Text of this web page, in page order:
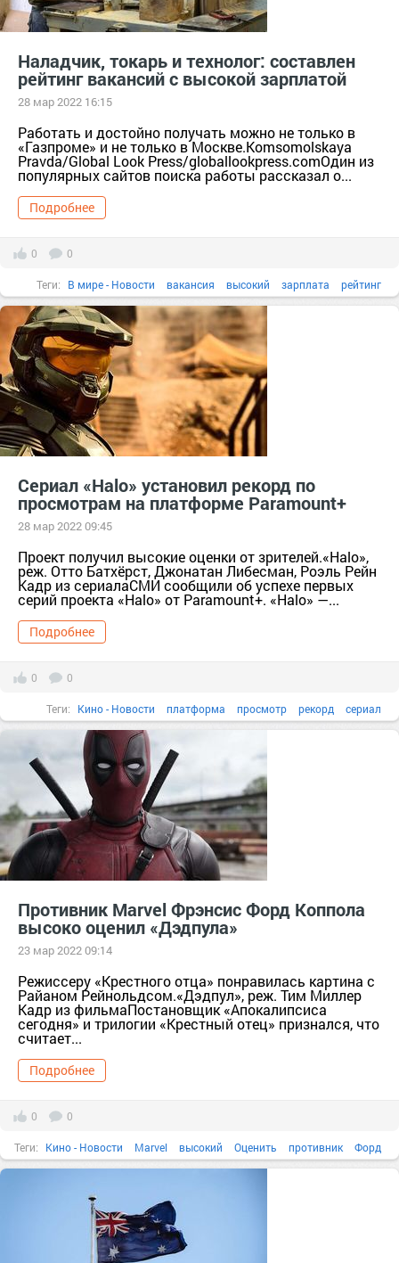
Наладчик, токарь и технолог: составлен
рейтинг вакансий с высокой зарплатой
28 мар 2022 16:15
Работать и достойно получать можно не только в
«Газпроме» и не только в Москве.Komsomolskaya
Pravda/Global Look Press/globallookpress.comОдин из
популярных сайтов поиска работы рассказал о...
Подробнее
0 0
Теги: В мире - Новости вакансия высокий зарплата рейтинг
Сериал «Halo» установил рекорд по
просмотрам на платформе Paramount+
28 мар 2022 09:45
Проект получил высокие оценки от зрителей.«Halo»,
реж. Отто Батхёрст, Джонатан Либесман, Роэль Рейн
Кадр из сериалаСМИ сообщили об успехе первых
серий проекта «Halo» от Paramount+. «Halo» —...
Подробнее
0 0
Теги: Кино - Новости платформа просмотр рекорд сериал
Противник Marvel Фрэнсис Форд Коппола
высоко оценил «Дэдпула»
23 мар 2022 09:14
Режиссеру «Крестного отца» понравилась картина с
Райаном Рейнольдсом.«Дэдпул», реж. Тим Миллер
Кадр из фильмаПостановщик «Апокалипсиса
сегодня» и трилогии «Крестный отец» признался, что
считает...
Подробнее
0 0
Теги: Кино - Новости Marvel высокий Оценить противник Форд